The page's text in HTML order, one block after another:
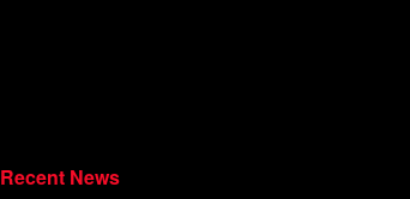
Recent News